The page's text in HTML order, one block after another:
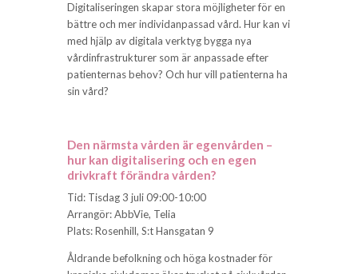
Digitaliseringen skapar stora möjligheter för en
bättre och mer individanpassad vård. Hur kan vi
med hjälp av digitala verktyg bygga nya
vårdinfrastrukturer som är anpassade efter
patienternas behov? Och hur vill patienterna ha
sin vård?
Den närmsta vården är egenvården –
hur kan digitalisering och en egen
drivkraft förändra vården?
Tid: Tisdag 3 juli 09:00-10:00
Arrangör: AbbVie, Telia
Plats: Rosenhill, S:t Hansgatan 9
Åldrande befolkning och höga kostnader för